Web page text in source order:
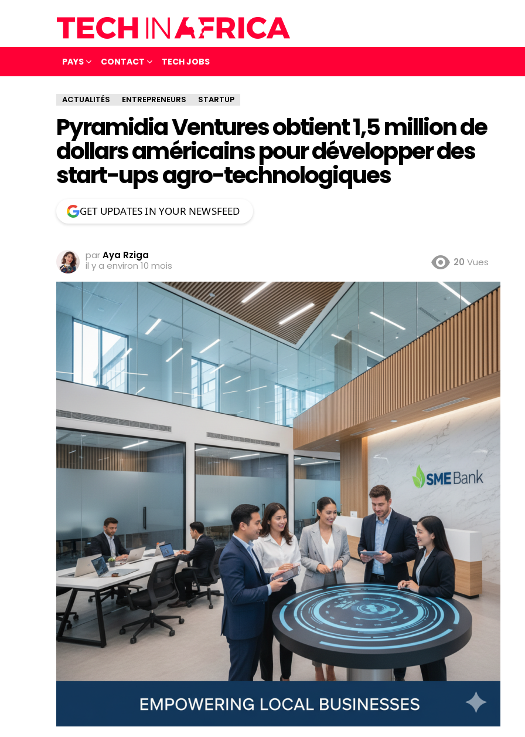
PAYS CONTACT TECH JOBS
ACTUALITÉS ENTREPRENEURS STARTUP
Pyramidia Ventures obtient 1,5 million de
dollars américains pour développer des
start-ups agro-technologiques
GET UPDATES IN YOUR NEWSFEED
parAya Rziga
il y a environ 10 mois
20 Vues